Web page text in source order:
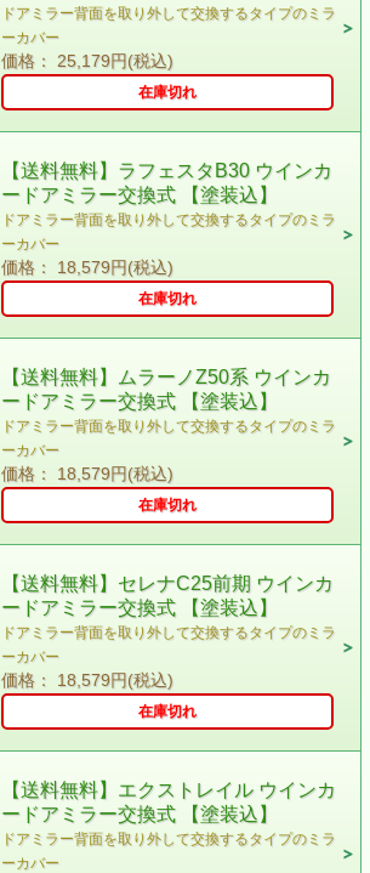
ドアミラー背面を取り外して交換するタイプのミラ
ーカバー
価格： 25,179円(税込)
在庫切れ
【送料無料】ラフェスタB30 ウインカ
ードアミラー交換式 【塗装込】
ドアミラー背面を取り外して交換するタイプのミラ
ーカバー
価格： 18,579円(税込)
在庫切れ
【送料無料】ムラーノZ50系 ウインカ
ードアミラー交換式 【塗装込】
ドアミラー背面を取り外して交換するタイプのミラ
ーカバー
価格： 18,579円(税込)
在庫切れ
【送料無料】セレナC25前期 ウインカ
ードアミラー交換式 【塗装込】
ドアミラー背面を取り外して交換するタイプのミラ
ーカバー
価格： 18,579円(税込)
在庫切れ
【送料無料】エクストレイル ウインカ
ードアミラー交換式 【塗装込】
ドアミラー背面を取り外して交換するタイプのミラ
ーカバー